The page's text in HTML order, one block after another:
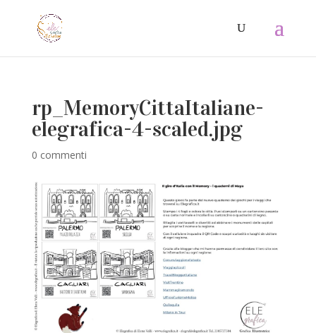
rp_MemoryCittaItaliane-
elegrafica-4-scaled.jpg
0 commenti